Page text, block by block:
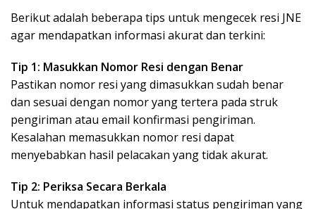
Berikut adalah beberapa tips untuk mengecek resi JNE
agar mendapatkan informasi akurat dan terkini:
Tip 1: Masukkan Nomor Resi dengan Benar
Pastikan nomor resi yang dimasukkan sudah benar
dan sesuai dengan nomor yang tertera pada struk
pengiriman atau email konfirmasi pengiriman.
Kesalahan memasukkan nomor resi dapat
menyebabkan hasil pelacakan yang tidak akurat.
Tip 2: Periksa Secara Berkala
Untuk mendapatkan informasi status pengiriman yang